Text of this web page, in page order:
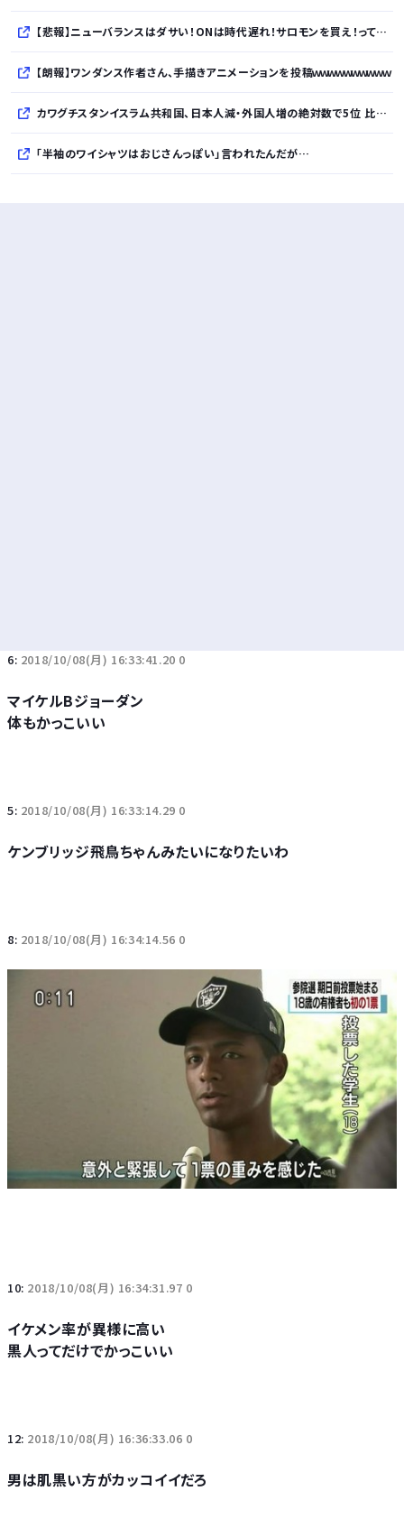
【悲報】ニューバランスはダサい！ONは時代遅れ！サロモンを買え！って言われたから買ったんやがｗｗｗｗｗｗｗｗｗｗ
【朗報】ワンダンス作者さん、手描きアニメーションを投稿ｗｗｗｗｗｗｗｗｗｗ
カワグチスタンイスラム共和国、日本人減・外国人増の絶対数で5位 比率で言えばダントツ
「半袖のワイシャツはおじさんっぽい」言われたんだが…
6: 2018/10/08(月) 16:33:41.20 0
マイケルBジョーダン
体もかっこいい
5: 2018/10/08(月) 16:33:14.29 0
ケンブリッジ飛鳥ちゃんみたいになりたいわ
8: 2018/10/08(月) 16:34:14.56 0
10: 2018/10/08(月) 16:34:31.97 0
イケメン率が異様に高い
黒人ってだけでかっこいい
12: 2018/10/08(月) 16:36:33.06 0
男は肌黒い方がカッコイイだろ